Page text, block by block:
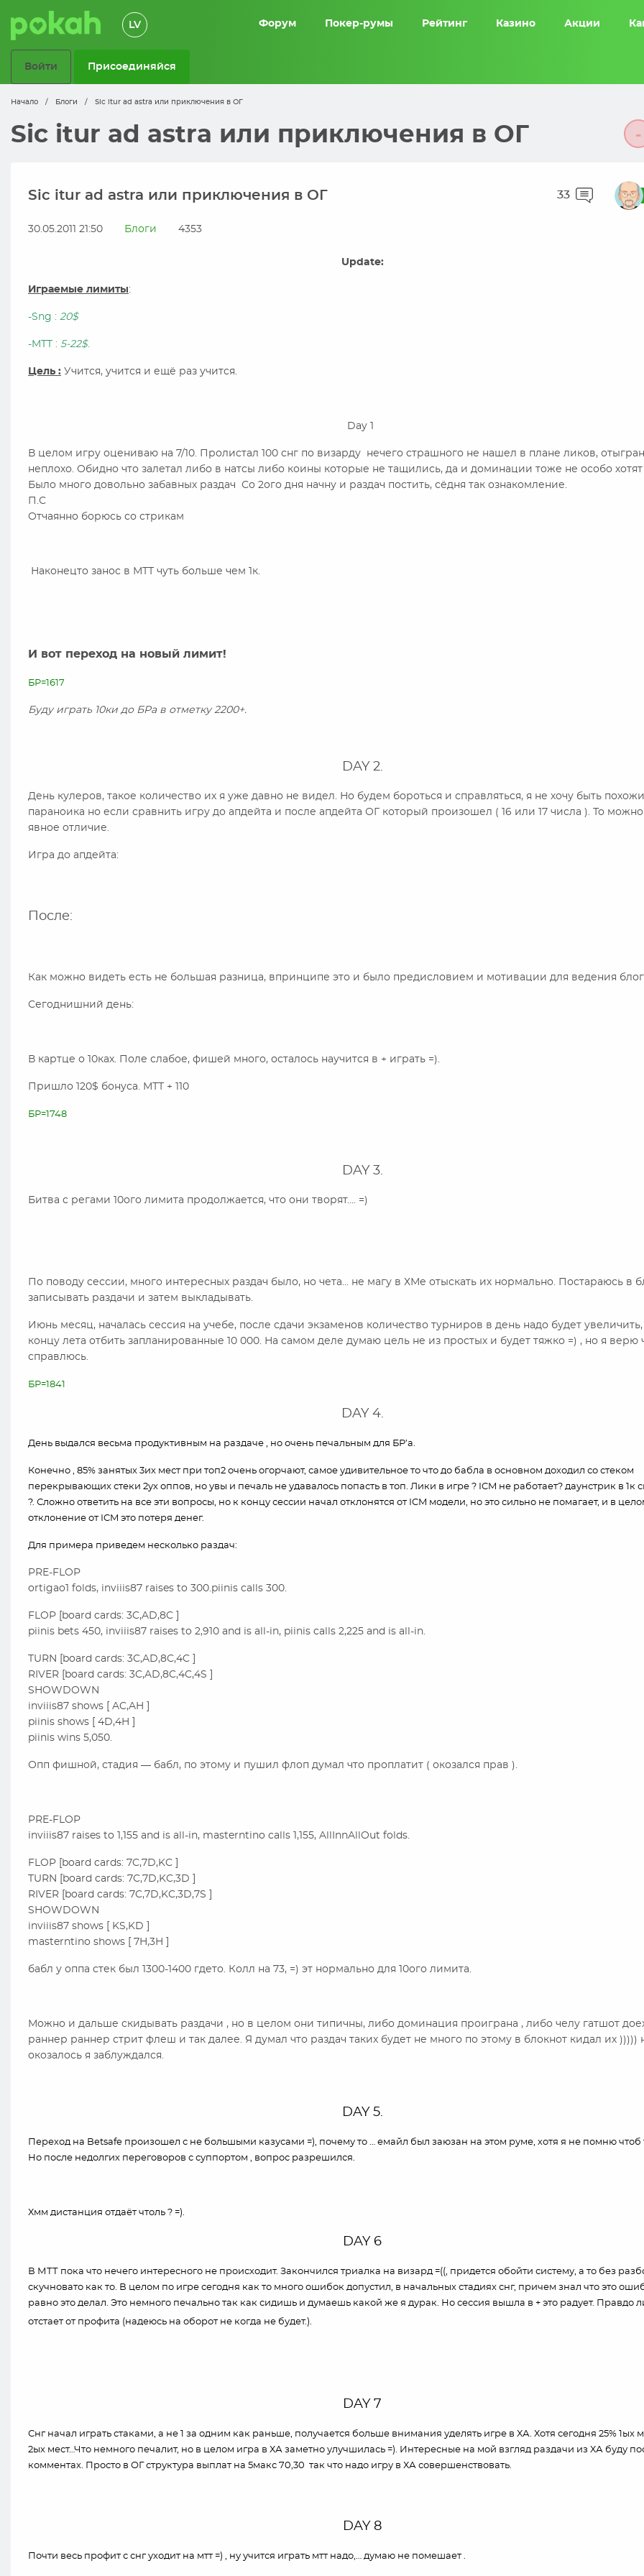
LV Форум Покер-румы Рейтинг Казино Акции
Войти Присоединяйся
Начало / Блоги / Sic itur ad astra или приключения в ОГ
Sic itur ad astra или приключения в ОГ -
Sic itur ad astra или приключения в ОГ 33
30.05.2011 21:50 Блоги 4353
Update:
Играемые лимиты:
-Sng : 20$
-MTT : 5-22$.
Цель : Учится, учится и ещё раз учится.
Day 1
В целом игру оцениваю на 7/10. Пролистал 100 снг по визарду нечего страшного не нашел в плане ликов,
неплохо. Обидно что залетал либо в натсы либо коины которые не тащились, да и доминации тоже не особо хотят
Было много довольно забавных раздач Со 2ого дня начну и раздач постить, сёдня так ознакомление.
П.С
Отчаянно борюсь со стрикам
Наконецто занос в МТТ чуть больше чем 1к.
И вот переход на новый лимит!
БР=1617
Буду играть 10ки до БРа в отметку 2200+.
DAY 2.
День кулеров, такое количество их я уже давно не видел. Но будем бороться и справляться, я не хочу быть
параноика но если сравнить игру до апдейта и после апдейта ОГ который произошел ( 16 или 17 числа ). То
явное отличие.
Игра до апдейта:
После:
Как можно видеть есть не большая разница, впринципе это и было предисловием и мотивации для ведения
Сегоднишний день:
В картце о 10ках. Поле слабое, фишей много, осталось научится в + играть =).
Пришло 120$ бонуса. МТТ + 110
БР=1748
DAY 3.
Битва с регами 10ого лимита продолжается, что они творят…. =)
По поводу сессии, много интересных раздач было, но чета… не магу в ХМе отыскать их нормально. Постараюсь в
записывать раздачи и затем выкладывать.
Июнь месяц, началась сессия на учебе, после сдачи экзаменов количество турниров в день надо будет
концу лета отбить запланированные 10 000. На самом деле думаю цель не из простых и будет тяжко =) , но я верю
справлюсь.
БР=1841
DAY 4.
День выдался весьма продуктивным на раздаче , но очень печальным для БР’а.
Конечно , 85% занятых 3их мест при топ2 очень огорчают, самое удивительное то что до бабла в основном доходил со стеком
перекрывающих стеки 2ух оппов, но увы и печаль не удавалось попасть в топ. Лики в игре ? ICM не работает? даунстрик в 1к
?. Сложно ответить на все эти вопросы, но к концу сессии начал отклонятся от ICM модели, но это сильно не помагает, и в
отклонение от ICM это потеря денег.
Для примера приведем несколько раздач:
PRE-FLOP
ortigao1 folds, inviiis87 raises to 300.piinis calls 300.
FLOP [board cards: 3C,AD,8C ]
piinis bets 450, inviiis87 raises to 2,910 and is all-in, piinis calls 2,225 and is all-in.
TURN [board cards: 3C,AD,8C,4C ]
RIVER [board cards: 3C,AD,8C,4C,4S ]
SHOWDOWN
inviiis87 shows [ AC,AH ]
piinis shows [ 4D,4H ]
piinis wins 5,050.
Опп фишной, стадия — бабл, по этому и пушил флоп думал что проплатит ( окозался прав ).
PRE-FLOP
inviiis87 raises to 1,155 and is all-in, masterntino calls 1,155, AllInnAllOut folds.
FLOP [board cards: 7C,7D,KC ]
TURN [board cards: 7C,7D,KC,3D ]
RIVER [board cards: 7C,7D,KC,3D,7S ]
SHOWDOWN
inviiis87 shows [ KS,KD ]
masterntino shows [ 7H,3H ]
бабл у оппа стек был 1300-1400 гдето. Колл на 73, =) эт нормально для 10ого лимита.
Можно и дальше скидывать раздачи , но в целом они типичны, либо доминация проиграна , либо челу гатшот
раннер раннер стрит флеш и так далее. Я думал что раздач таких будет не много по этому в блокнот кидал их )))))
окозалось я заблуждался.
DAY 5.
Переход на Betsafe произошел с не большыми казусами =), почему то … емайл был заюзан на этом руме, хотя я не помню чтоб
Но после недолгих переговоров с суппортом , вопрос разрешился.
Хмм дистанция отдаёт чтоль ? =).
DAY 6
В МТТ пока что нечего интересного не происходит. Закончился триалка на визард =((, придется обойти систему, а то без
скучновато как то. В целом по игре сегодня как то много ошибок допустил, в начальных стадиях снг, причем знал что это
равно это делал. Это немного печально так как сидишь и думаешь какой же я дурак. Но сессия вышла в + это радует. Правдо
отстает от профита (надеюсь на оборот не когда не будет.).
DAY 7
Снг начал играть стаками, а не 1 за одним как раньше, получается больше внимания уделять игре в ХА. Хотя сегодня 25% 1ых
2ых мест…Что немного печалит, но в целом игра в ХА заметно улучшилась =). Интересные на мой взгляд раздачи из ХА буду
комментах. Просто в ОГ структура выплат на 5макс 70,30 так что надо игру в ХА совершенствовать.
DAY 8
Почти весь профит с снг уходит на мтт =) , ну учится играть мтт надо,… думаю не помешает .